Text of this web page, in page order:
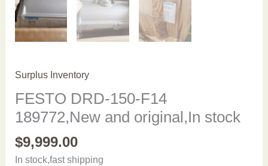
Surplus Inventory
FESTO DRD-150-F14
189772,New and original,In stock
$9,999.00
In stock,fast shipping